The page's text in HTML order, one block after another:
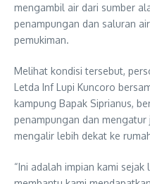
mengambil air dari sumber
penampungan dan saluran
pemukiman.
Melihat kondisi tersebut,
Letda Inf Lupi Kuncoro
kampung Bapak Siprianus,
penampungan dan
mengalir lebih dekat ke
“Ini adalah impian kami